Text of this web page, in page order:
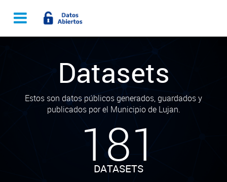
Datasets
Estos son datos públicos generados, guardados y
publicados por el Municipio de Lujan.
181
DATASETS